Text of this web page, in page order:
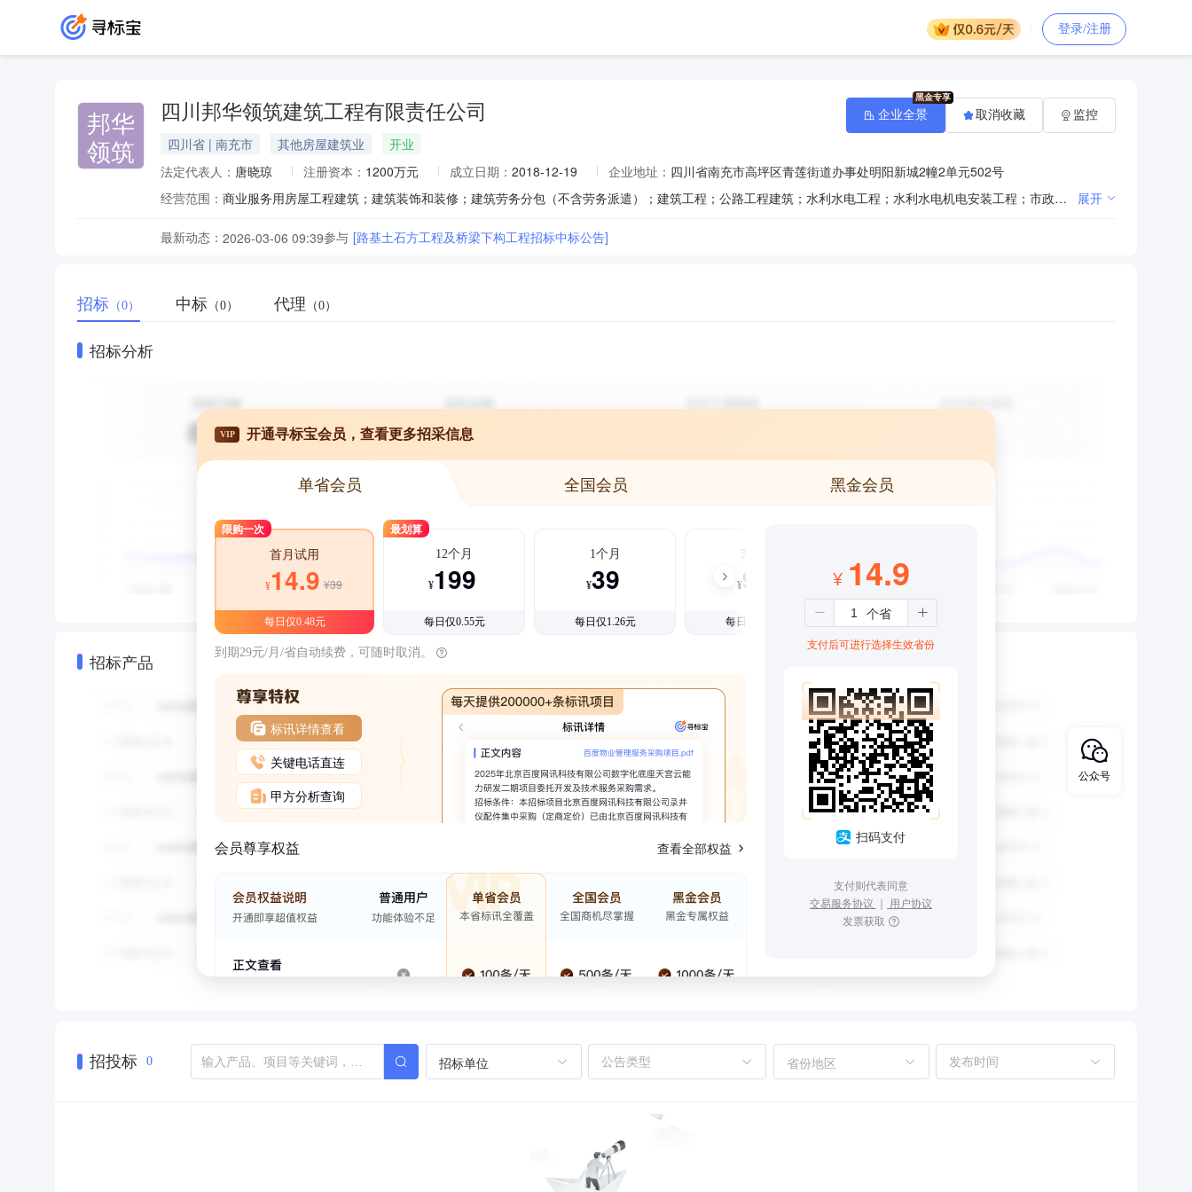
登录/注册
邦华
领筑
四川邦华领筑建筑工程有限责任公司
四川省 | 南充市 其他房屋建筑业
开业
法定代表人： 唐晓琼 注册资本： 1200万元 成立日期： 2018-12-19 企业地址： 四川省南充市高坪区青莲街道办事处明阳新城2幢2单元502号
经营范围：
商业服务用房屋工程建筑；建筑装饰和装修；建筑劳务分包（不含劳务派遣）；建筑工程；公路工程建筑；水利水电工程；水利水电机电安装工程；市政公用工程；通信工程；机电工程；消防设施工程；桥梁工程；铁路、道路、隧道和桥梁工程建筑；钢结构工程；模板脚手架工程；防水防腐保温工程；建筑机电安装工程；建筑幕墙装饰和装修；建筑幕墙工程；城市及道路照明工程；古建筑工程；园林绿化工程施工；公路路面工程；公路路基工程；土石方工程服务；管道工程建筑；体育场地设施管理服务；河湖整治工程；环保工程施工；起重设备安装工程；房屋建筑工程；建筑工程机械与设备经营租赁；物业管理；铁路工程建筑；地质灾害治理服务；地基基础工程；公路交通工程。（依法须经批准的项目，经相关部门批准后方可开展经营活动） 展开
最新动态： 2026-03-06 09:39参与 [路基土石方工程及桥梁下构工程招标中标公告]
企业全景 取消收藏 监控
招标 （0） 中标 （0） 代理 （0）
招标分析
招标产品
VIP 开通寻标宝会员，查看更多招采信息
单省会员 全国会员 黑金会员
限购一次
首月试用
¥14.9 ¥39
每日仅0.48元
最划算
12个月
¥199
每日仅0.55元
1个月
¥39
每日仅1.26元
3个月
¥99
每日仅1.08元
到期29元/月/省自动续费，可随时取消。
标讯详情查看
关键电话直连
甲方分析查询
会员尊享权益 查看全部权益
¥ 14.9
支付后可进行选择生效省份
扫码支付
支付则代表同意
交易服务协议 ｜ 用户协议
发票获取
招投标 0 招标单位 省份地区
公众号